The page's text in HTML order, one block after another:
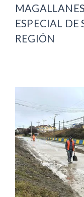
ESPECIAL DE
REGIÓN